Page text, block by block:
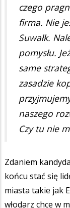
czego
firma. Nie
Suwałk.
pomysłu.
same
zasadzie
naszego
Czy tu nie
Zdaniem
końcu stać się
miasta takie jak
włodarz chce w